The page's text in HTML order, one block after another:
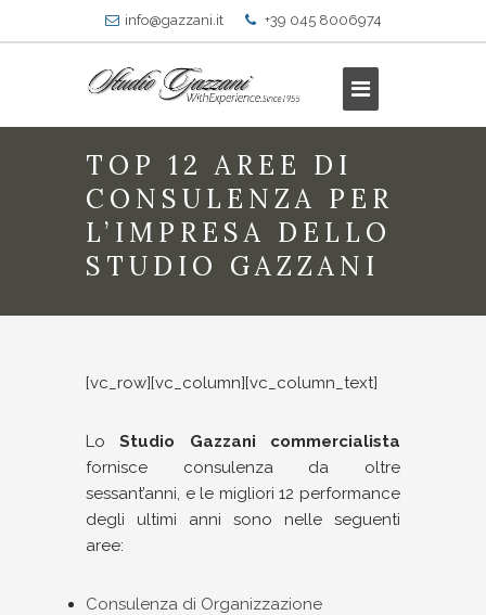
info@gazzani.it +39 045 8006974
TOP 12 AREE DI
CONSULENZA PER
L’IMPRESA DELLO
STUDIO GAZZANI
[vc_row][vc_column][vc_column_text]
LoStudio Gazzani
commercialista
fornisce consulenza da oltre
sessant’anni, e le migliori 12 performance
degli ultimi anni sono nelle seguenti
aree:
Consulenza di Organizzazione